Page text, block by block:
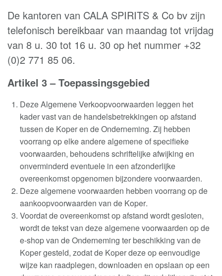
De kantoren van CALA SPIRITS & Co bv zijn
telefonisch bereikbaar van maandag tot vrijdag
van 8 u. 30 tot 16 u. 30 op het nummer +32
(0)2 771 85 06.
Artikel 3 –Toepassingsgebied
Deze Algemene Verkoopvoorwaarden leggen het
kader vast van de handelsbetrekkingen op afstand
tussen de Koper en de Onderneming. Zij hebben
voorrang op elke andere algemene of specifieke
voorwaarden, behoudens schriftelijke afwijking en
onverminderd eventuele in een afzonderlijke
overeenkomst opgenomen bijzondere voorwaarden.
Deze algemene voorwaarden hebben voorrang op de
aankoopvoorwaarden van de Koper.
Voordat de overeenkomst op afstand wordt gesloten,
wordt de tekst van deze algemene voorwaarden op de
e-shop van de Onderneming ter beschikking van de
Koper gesteld, zodat de Koper deze op eenvoudige
wijze kan raadplegen, downloaden en opslaan op een